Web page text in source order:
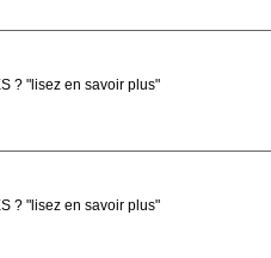
? "lisez en savoir plus"
? "lisez en savoir plus"